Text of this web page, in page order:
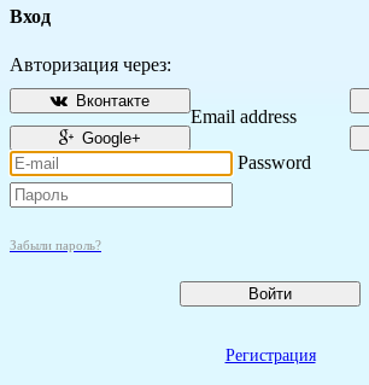
Вход
Авторизация через:
Вконтакте
Google+
Email address
Password
Забыли пароль?
Войти
Регистрация